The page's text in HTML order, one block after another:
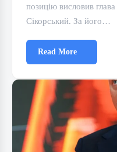
позицію висловив
Сікорський. За його…
Read More